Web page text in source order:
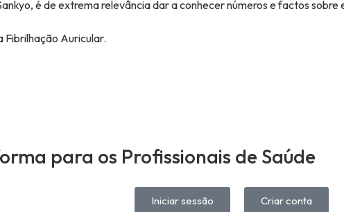
é de extrema relevância dar a conhecer números e factos sobre
Fibrilhação Auricular.
para os Profissionais de Saúde
Iniciar sessão Criar conta